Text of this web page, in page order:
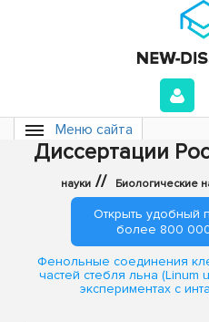
Меню сайта
Диссертации
науки // Биологические
Открыть удобный
более 800
Фенольные соединения
частей стебля льна (Linum
экспериментах с